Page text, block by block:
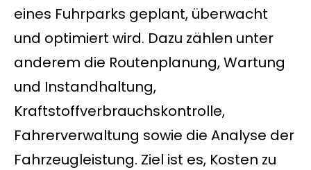
eines Fuhrparks geplant, überwacht
und optimiert wird. Dazu zählen unter
anderem die Routenplanung, Wartung
und Instandhaltung,
Kraftstoffverbrauchskontrolle,
Fahrerverwaltung sowie die Analyse der
Fahrzeugleistung. Ziel ist es, Kosten zu